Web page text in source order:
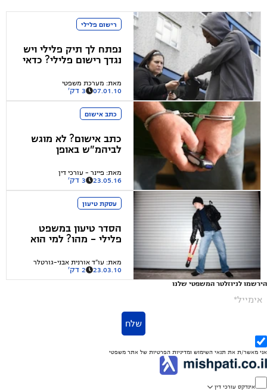
רישום פלילי
נפתח לך תיק פלילי ויש
נגדך רישום פלילי? כדאי
אותו
מאת: מערכת משפטי
07.01.10 3 דק'
כתב אישום
כתב אישום? לא מוגש
לביהמ"ש באופן
מאת: פיינר - עורכי דין
23.05.16 3 דק'
עסקת טיעון
הסדר טיעון במשפט
פלילי - מהו? למי הוא
מאת: עו"ד אורנית אבני-גורטלר
23.03.10 2 דק'
הירשמו לניוזלטר המשפטי שלנו
אימייל*
שלח
אני מאשר/ת את תנאי השימוש ומדיניות הפרטיות של אתר משפטי
אינדקס עורכי דין